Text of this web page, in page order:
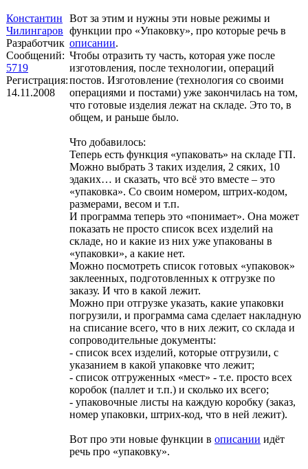
Константин
Чилингаров
Разработчик
Сообщений:
5719
Регистрация:
14.11.2008
Вот за этим и нужны эти новые режимы и
функции про «Упаковку», про которые речь в
описании.
Чтобы отразить ту часть, которая уже после
изготовления, после технологии, операций
постов. Изготовление (технология со своими
операциями и постами) уже закончилась на том,
что готовые изделия лежат на складе. Это то, в
общем, и раньше было.
Что добавилось:
Теперь есть функция «упаковать» на складе ГП.
Можно выбрать 3 таких изделия, 2 сяких, 10
эдаких… и сказать, что всё это вместе – это
«упаковка». Со своим номером, штрих-кодом,
размерами, весом и т.п.
И программа теперь это «понимает». Она может
показать не просто список всех изделий на
складе, но и какие из них уже упакованы в
«упаковки», а какие нет.
Можно посмотреть список готовых «упаковок»
заклеенных, подготовленных к отгрузке по
заказу. И что в какой лежит.
Можно при отгрузке указать, какие упаковки
погрузили, и программа сама сделает накладную
на списание всего, что в них лежит, со склада и
сопроводительные документы:
- список всех изделий, которые отгрузили, с
указанием в какой упаковке что лежит;
- список отгруженных «мест» - т.е. просто всех
коробок (паллет и т.п.) и сколько их всего;
- упаковочные листы на каждую коробку (заказ,
номер упаковки, штрих-код, что в ней лежит).
Вот про эти новые функции в описании идёт
речь про «упаковку».